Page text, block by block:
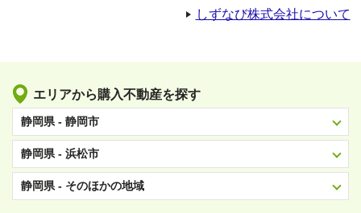
しずなび株式会社について
エリアから購入不動産を探す
静岡県 - 静岡市
静岡県 - 浜松市
静岡県 - そのほかの地域